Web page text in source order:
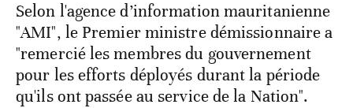
Selon l'agence d’information mauritanienne
"AMI", le Premier ministre démissionnaire a
"remercié les membres du gouvernement
pour les efforts déployés durant la période
qu'ils ont passée au service de la Nation".